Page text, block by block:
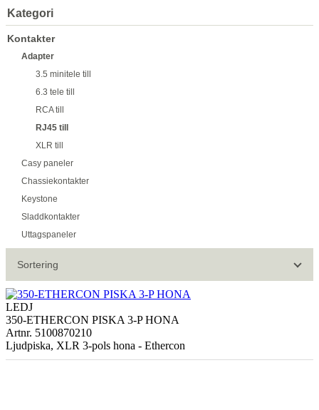
Kategori
Kontakter
Adapter
3.5 minitele till
6.3 tele till
RCA till
RJ45 till
XLR till
Casy paneler
Chassiekontakter
Keystone
Sladdkontakter
Uttagspaneler
Sortering
LEDJ
350-ETHERCON PISKA 3-P HONA
Artnr. 5100870210
Ljudpiska, XLR 3-pols hona - Ethercon